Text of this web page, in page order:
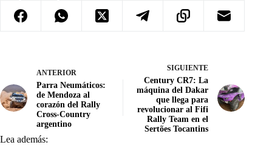
ANTERIOR
Parra Neumáticos:
de Mendoza al
corazón del Rally
Cross-Country
argentino
SIGUIENTE
Century CR7: La
máquina del Dakar
que llega para
revolucionar al Fifi
Rally Team en el
Sertões Tocantins
Lea además: